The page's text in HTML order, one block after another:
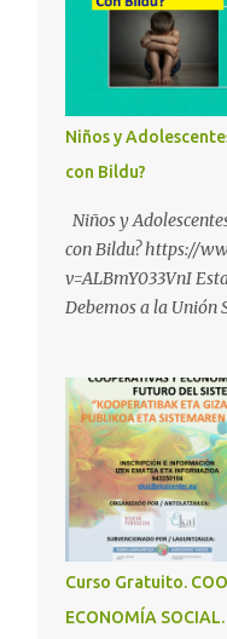
Niños y
con Bildu?
Niños y
con Bildu? https://
v=ALBmY033VnI
Debemos a la Unión
Cooperativas
https://
4KPu5w
Revolución Industrial
https://
RHk ¿Conoces los
BABESTU? Si
adolescentes vascos
Curso Gratuito.
ECONOMÍA